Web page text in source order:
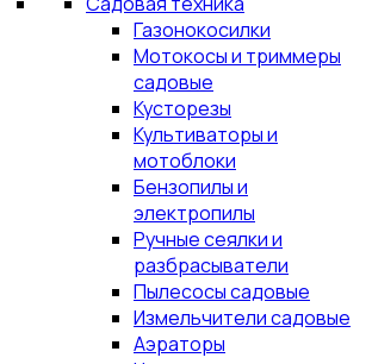
Газонокосилки
Мотокосы и триммеры
садовые
Кусторезы
Культиваторы и
мотоблоки
Бензопилы и
электропилы
Ручные сеялки и
разбрасыватели
Пылесосы садовые
Измельчители садовые
Аэраторы